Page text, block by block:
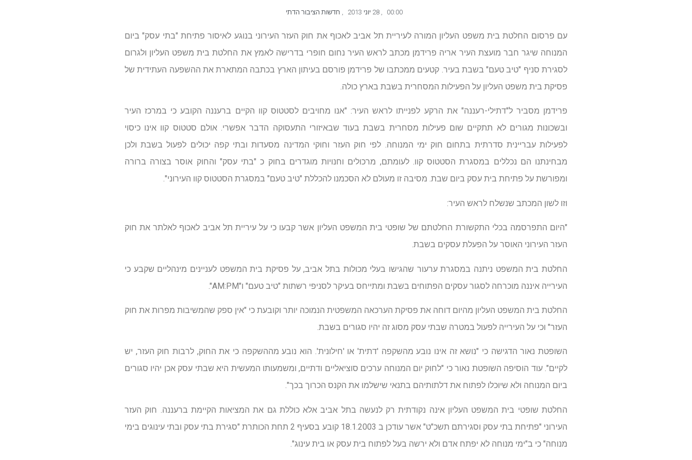
00:00
, 28 יוני 2013 , חדשות הציבור הדתי
עם פרסום החלטת בית משפט העליון המורה לעיריית תל אביב לאכוף את חוק העזר העירוני בנוגע לאיסור פתיחת "בתי עסק" ביום
המנוחה שיגר חבר מועצת העיר אריה פרידמן מכתב לראש העיר נחום חופרי בדרישה לאמץ את החלטת בית משפט העליון ולגרום
לסגירת סניף "טיב טעם" בשבת בעיר. קטעים ממכתבו של פרידמן פורסם בעיתון הארץ בכתבה המתארת את ההשפעה העתידית של
פסיקת בית משפט העליון על הפעילות המסחרית בשבת בארץ כולה.
פרידמן מסביר ל"דתילי-רעננה" את הרקע לפנייתו לראש העיר: "אנו מחויבים לסטטוס קוו הקיים ברעננה הקובע כי במרכז העיר
ובשכונות מגורים לא תתקיים שום פעילות מסחרית בשבת בעוד שבאיזורי התעסוקה הדבר אפשרי. אולם סטטוס קוו אינו כיסוי
לפעילות עבריינית סדרתית בתחום חוק ימי המנוחה. לפי חוק העזר וחוקי המדינה מסעדות ובתי קפה יכולים לפעול בשבת ולכן
מבחינתנו הם נכללים במסגרת הסטטוס קוו. לעומתם, מרכולים וחנויות מוגדרים בחוק כ "בתי עסק" והחוק אוסר בצורה ברורה
ומפורשת על פתיחת בית עסק ביום שבת. מסיבה זו מעולם לא הסכמנו להכללת "טיב טעם" במסגרת הסטטוס קוו העירוני".
וזו לשון המכתב שנשלח לראש העיר:
"היום התפרסמה בכלי התקשורת החלטתם של שופטי בית המשפט העליון אשר קבעו כי על עיריית תל אביב לאכוף לאלתר את חוק
העזר העירוני האוסר על הפעלת עסקים בשבת.
החלטת בית המשפט ניתנה במסגרת ערעור שהגישו בעלי מכולות בתל אביב, על פסיקת בית המשפט לעניינים מינהליים שקבע כי
העירייה איננה מוכרחה לסגור עסקים הפתוחים בשבת ומתייחס בעיקר לסניפי רשתות "טיב טעם" ו"AM:PM".
החלטת בית המשפט העליון מהיום דוחה את פסיקת הערכאה המשפטית הנמוכה יותר וקובעת כי "אין ספק שהמשיבות מפרות את חוק
העזר" וכי על העירייה לפעול במטרה שבתי עסק מסוג זה יהיו סגורים בשבת.
השופטת נאור הדגישה כי "נושא זה אינו נובע מהשקפה 'דתית' או 'חילונית'. הוא נובע מההשקפה כי את החוק, לרבות חוק העזר, יש
לקיים". עוד הוסיפה השופטת נאור כי "לחוק יום המנוחה ערכים סוציאליים ודתיים, ומשמעותו המעשית היא שבתי עסק אכן יהיו סגורים
ביום המנוחה ולא שיוכלו לפתוח את דלתותיהם בתנאי שישלמו את הקנס הכרוך בכך".
החלטת שופטי בית המשפט העליון אינה נקודתית רק לנעשה בתל אביב אלא כוללת גם את המציאות הקיימת ברעננה. חוק העזר
העירוני "פתיחת בתי עסק וסגירתם תשכ"ט" אשר עודכן ב 18.1.2003 קובע בסעיף 2 תחת הכותרת "סגירת בתי עסק ובתי עינוגים בימי
מנוחה" כי ב"ימי מנוחה לא יפתח אדם ולא ירשה בעל לפתוח בית עסק או בית עינוג".